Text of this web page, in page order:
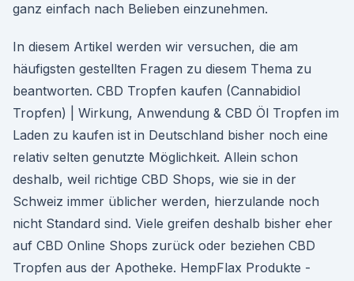
ganz einfach nach Belieben einzunehmen.
In diesem Artikel werden wir versuchen, die am
häufigsten gestellten Fragen zu diesem Thema zu
beantworten. CBD Tropfen kaufen (Cannabidiol
Tropfen) | Wirkung, Anwendung & CBD Öl Tropfen im
Laden zu kaufen ist in Deutschland bisher noch eine
relativ selten genutzte Möglichkeit. Allein schon
deshalb, weil richtige CBD Shops, wie sie in der
Schweiz immer üblicher werden, hierzulande noch
nicht Standard sind. Viele greifen deshalb bisher eher
auf CBD Online Shops zurück oder beziehen CBD
Tropfen aus der Apotheke. HempFlax Produkte -